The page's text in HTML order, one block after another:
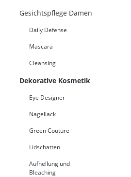
Gesichtspflege Damen
Daily Defense
Mascara
Cleansing
Dekorative Kosmetik
Eye Designer
Nagellack
Green Couture
Lidschatten
Aufhellung und
Bleaching